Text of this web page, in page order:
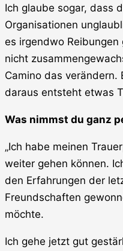
Ich glaube sogar, dass
Organisationen
es irgendwo
nicht
Camino das verändern.
daraus entsteht etwas
Was nimmst du ganz
„Ich habe meinen
weiter gehen können.
den Erfahrungen der
Freundschaften
möchte.
Ich gehe jetzt gut